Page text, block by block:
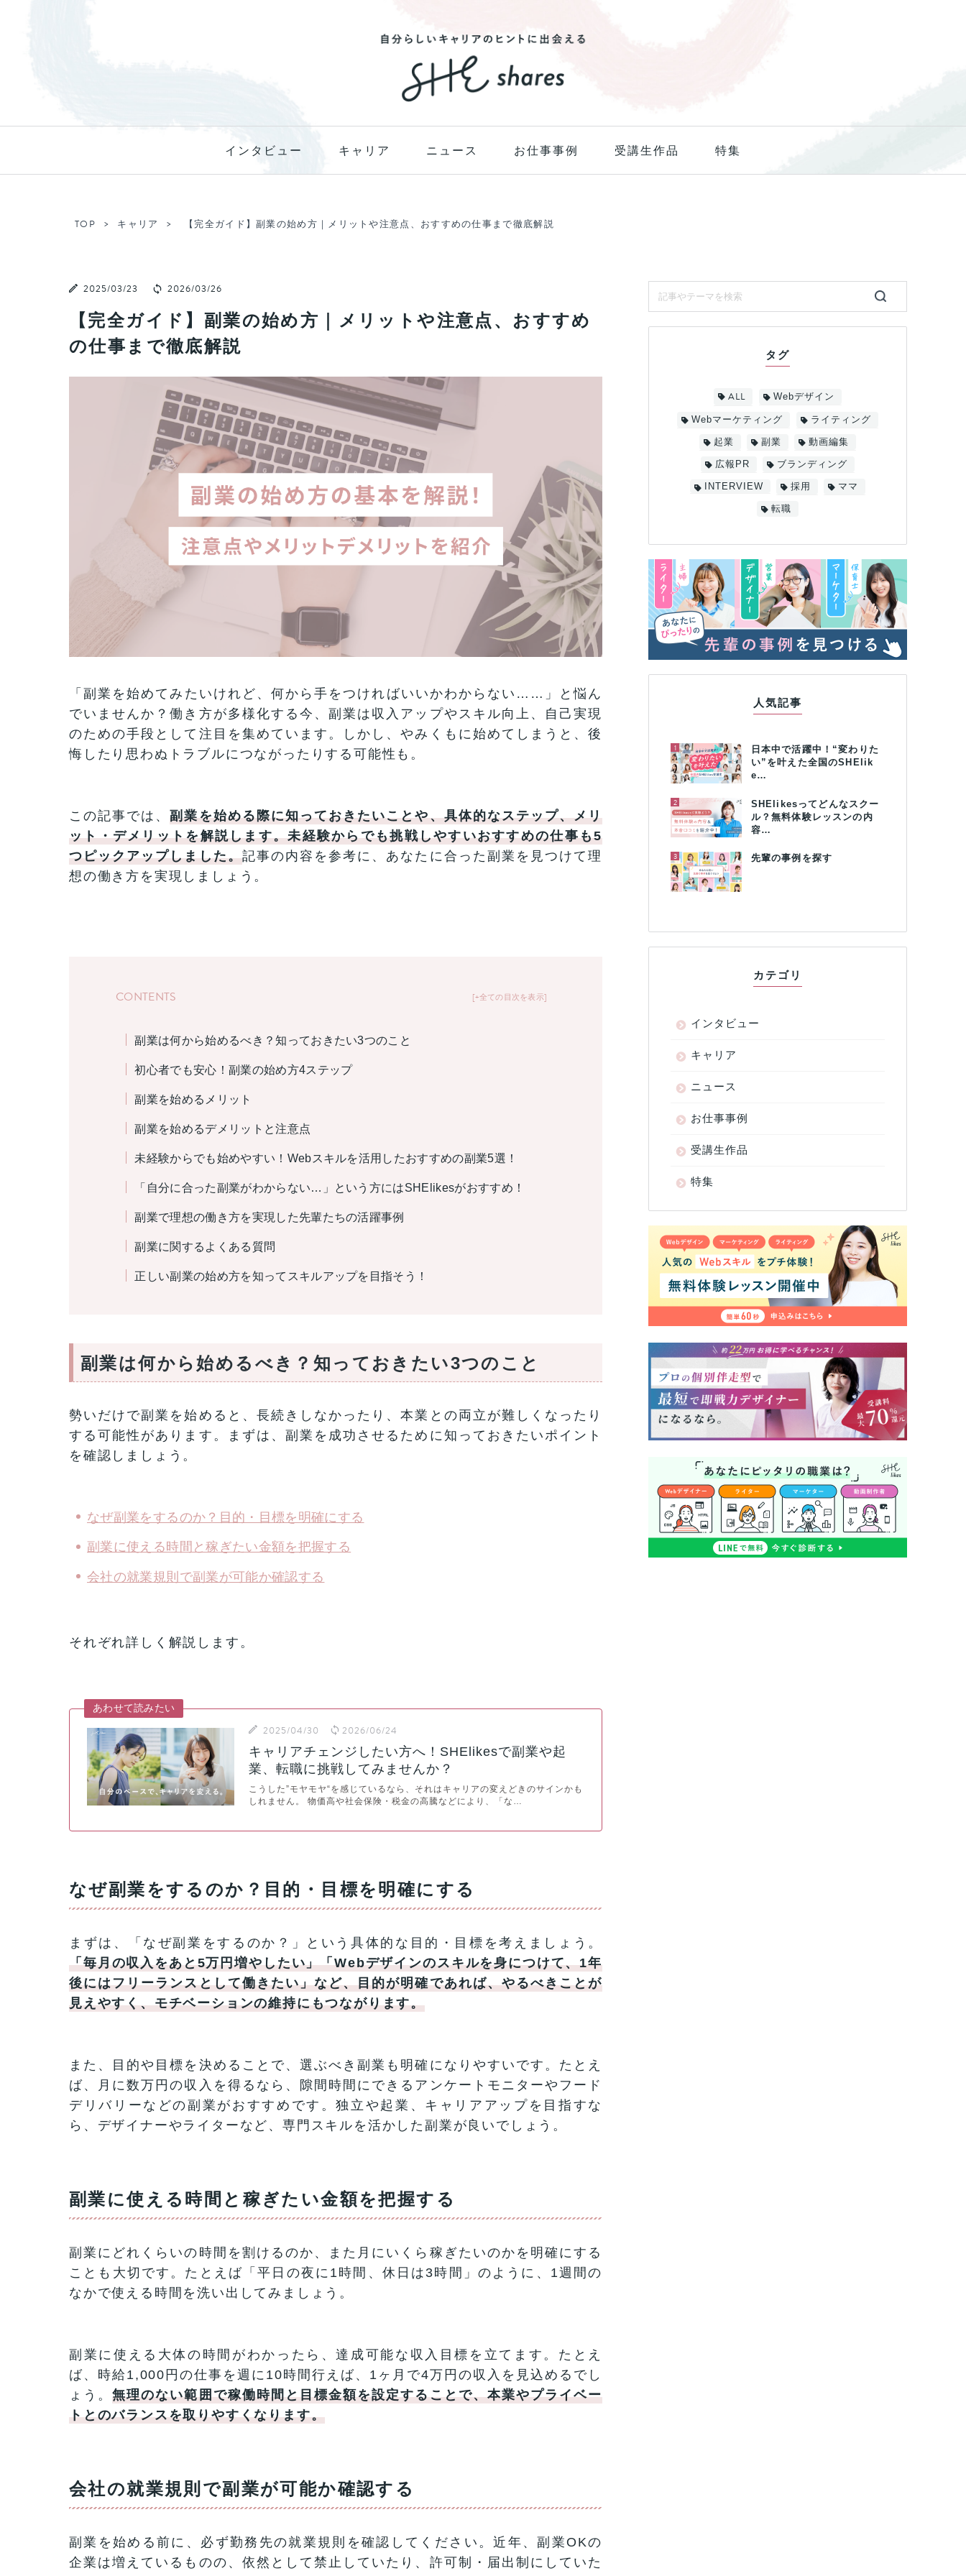
インタビュー キャリア ニュース お仕事事例 受講生作品 特集
TOP キャリア 【完全ガイド】副業の始め方｜メリットや注意点、おすすめの仕事まで徹底解説
2025/03/23 2026/03/26
【完全ガイド】副業の始め方｜メリットや注意点、おすすめ
の仕事まで徹底解説
「副業を始めてみたいけれど、何から手をつければいいかわからない……」と悩ん
でいませんか？働き方が多様化する今、副業は収入アップやスキル向上、自己実現
のための手段として注目を集めています。しかし、やみくもに始めてしまうと、後
悔したり思わぬトラブルにつながったりする可能性も。
この記事では、副業を始める際に知っておきたいことや、具体的なステップ、メリ
ット・デメリットを解説します。未経験からでも挑戦しやすいおすすめの仕事も5
つピックアップしました。記事の内容を参考に、あなたに合った副業を見つけて理
想の働き方を実現しましょう。
+全ての目次を表示
CONTENTS
副業は何から始めるべき？知っておきたい3つのこと
初心者でも安心！副業の始め方4ステップ
副業を始めるメリット
副業を始めるデメリットと注意点
未経験からでも始めやすい！Webスキルを活用したおすすめの副業5選！
「自分に合った副業がわからない…」という方にはSHElikesがおすすめ！
副業で理想の働き方を実現した先輩たちの活躍事例
副業に関するよくある質問
正しい副業の始め方を知ってスキルアップを目指そう！
副業は何から始めるべき？知っておきたい3つのこと
勢いだけで副業を始めると、長続きしなかったり、本業との両立が難しくなったり
する可能性があります。まずは、副業を成功させるために知っておきたいポイント
を確認しましょう。
なぜ副業をするのか？目的・目標を明確にする
副業に使える時間と稼ぎたい金額を把握する
会社の就業規則で副業が可能か確認する
それぞれ詳しく解説します。
あわせて読みたい
2025/04/30
2026/06/24
キャリアチェンジしたい方へ！SHElikesで副業や起
業、転職に挑戦してみませんか？
こうした”モヤモヤ“を感じているなら、それはキャリアの変えどきのサインかも
しれません。 物価高や社会保険・税金の高騰などにより、「な…
なぜ副業をするのか？目的・目標を明確にする
まずは、「なぜ副業をするのか？」という具体的な目的・目標を考えましょう。
「毎月の収入をあと5万円増やしたい」「Webデザインのスキルを身につけて、1年
後にはフリーランスとして働きたい」など、目的が明確であれば、やるべきことが
見えやすく、モチベーションの維持にもつながります。
また、目的や目標を決めることで、選ぶべき副業も明確になりやすいです。たとえ
ば、月に数万円の収入を得るなら、隙間時間にできるアンケートモニターやフード
デリバリーなどの副業がおすすめです。独立や起業、キャリアアップを目指すな
ら、デザイナーやライターなど、専門スキルを活かした副業が良いでしょう。
副業に使える時間と稼ぎたい金額を把握する
副業にどれくらいの時間を割けるのか、また月にいくら稼ぎたいのかを明確にする
ことも大切です。たとえば「平日の夜に1時間、休日は3時間」のように、1週間の
なかで使える時間を洗い出してみましょう。
副業に使える大体の時間がわかったら、達成可能な収入目標を立てます。たとえ
ば、時給1,000円の仕事を週に10時間行えば、1ヶ月で4万円の収入を見込めるでし
ょう。無理のない範囲で稼働時間と目標金額を設定することで、本業やプライベー
トとのバランスを取りやすくなります。
会社の就業規則で副業が可能か確認する
副業を始める前に、必ず勤務先の就業規則を確認してください。近年、副業OKの
企業は増えているものの、依然として禁止していたり、許可制・届出制にしていた
タグ
ALL Webデザイン
Webマーケティング ライティング
起業 副業 動画編集
広報PR ブランディング
INTERVIEW 採用 ママ
転職
人気記事
1
日本中で活躍中！“変わりた
い”を叶えた全国のSHElik
e…
2
SHElikesってどんなスクー
ル？無料体験レッスンの内
容…
3 先輩の事例を探す
カテゴリ
インタビュー
キャリア
ニュース
お仕事事例
受講生作品
特集